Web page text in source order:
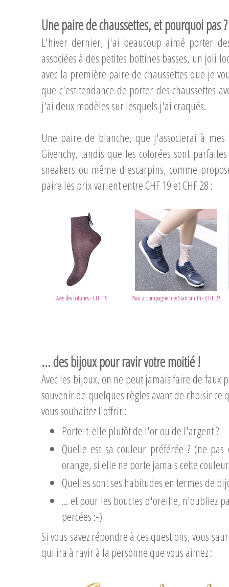
Une paire de chaussettes, et pourquoi pas ?
L'hiver dernier, j'ai beaucoup aimé porter
associées à des petites bottines basses, un joli
avec la première paire de chaussettes que je
que c'est tendance de porter des chaussettes
j'ai deux modèles sur lesquels j'ai craqués.
Une paire de blanche, que j'associerai à
Givenchy, tandis que les colorées sont
sneakers ou même d'escarpins, comme
paire les prix varient entre CHF 19 et CHF 28 :
Avec des bottines - CHF 19 Pour accompagner des Stan Smith - CHF 28
... des bijoux pour ravir votre moitié !
Avec les bijoux, on ne peut jamais faire de faux
souvenir de quelques règles avant de choisir
vous souhaitez l'offrir :
Porte-t-elle plutôt de l'or ou de l'argent ?
Quelle est sa couleur préférée ? (ne
orange, si elle ne porte jamais cette
Quelles sont ses habitudes en termes de
... et pour les boucles d'oreille, n'oubliez
percées :-)
Si vous savez répondre à ces questions, vous
qui ira à ravir à la personne que vous aimez :